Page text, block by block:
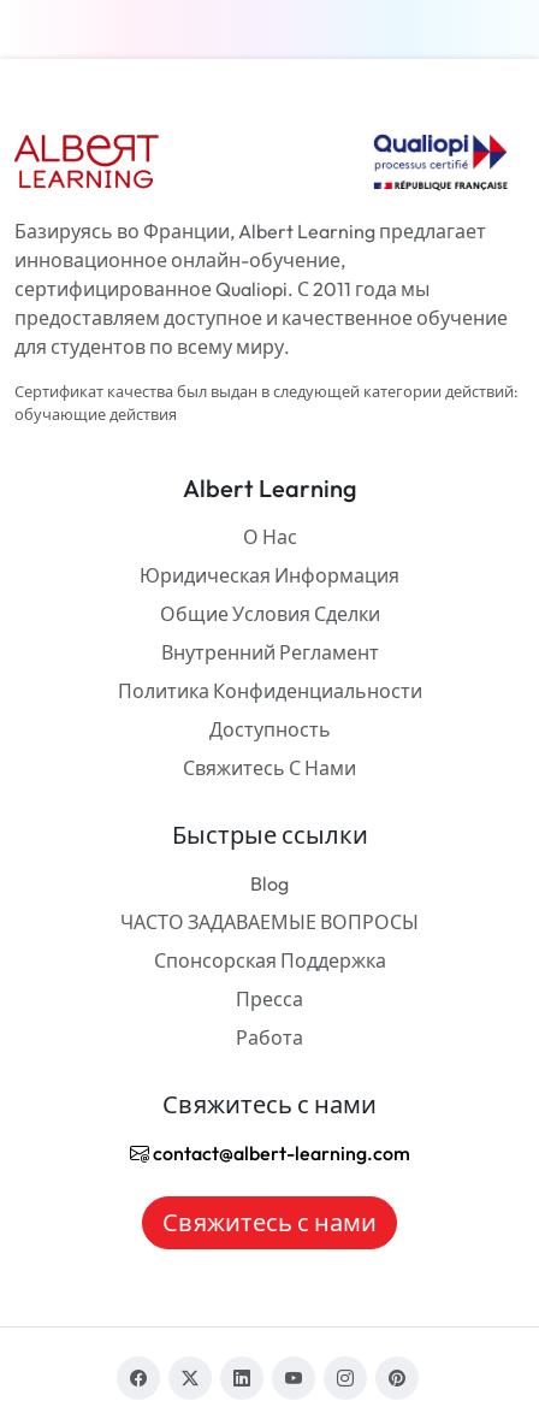
Базируясь во Франции, Albert Learning предлагает
инновационное онлайн-обучение,
сертифицированное Qualiopi. С 2011 года мы
предоставляем доступное и качественное обучение
для студентов по всему миру.
Сертификат качества был выдан в следующей категории действий:
обучающие действия
Albert Learning
О Нас
Юридическая Информация
Общие Условия Сделки
Внутренний Регламент
Политика Конфиденциальности
Доступность
Свяжитесь С Нами
Быстрые ссылки
Blog
ЧАСТО ЗАДАВАЕМЫЕ ВОПРОСЫ
Спонсорская Поддержка
Пресса
Работа
Свяжитесь с нами
contact@albert-learning.com
Свяжитесь с нами